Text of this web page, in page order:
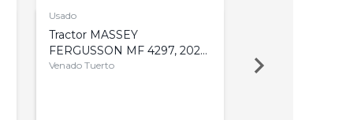
Usado
Tractor MASSEY
FERGUSSON MF 4297, 2020,
4WD, PATON
Venado Tuerto Venado Tuerto